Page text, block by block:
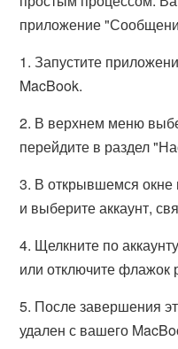
приложение
1. Запустите
MacBook.
2. В верхнем меню
перейдите в раздел
3. В открывшемся окне
и выберите аккаунт,
4. Щелкните по
или отключите флажок
5. После завершения
удален с вашего